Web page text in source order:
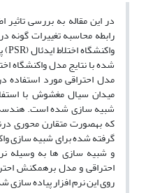
در این مقاله به بررسی
رابطه محاسبه تغییرات
شده با نتایج مدل واکنشگاه
مدل احتراقی مورد استفاده
که به­صورت متقارن محوری
و شبیه‏ سازی‏ ها به­ وسیله
احتراقی و مدل برهم‏کنش
روی این نرم‏ افزار پیاده‏